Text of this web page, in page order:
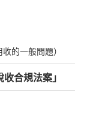
的一般問題）
合規法案」